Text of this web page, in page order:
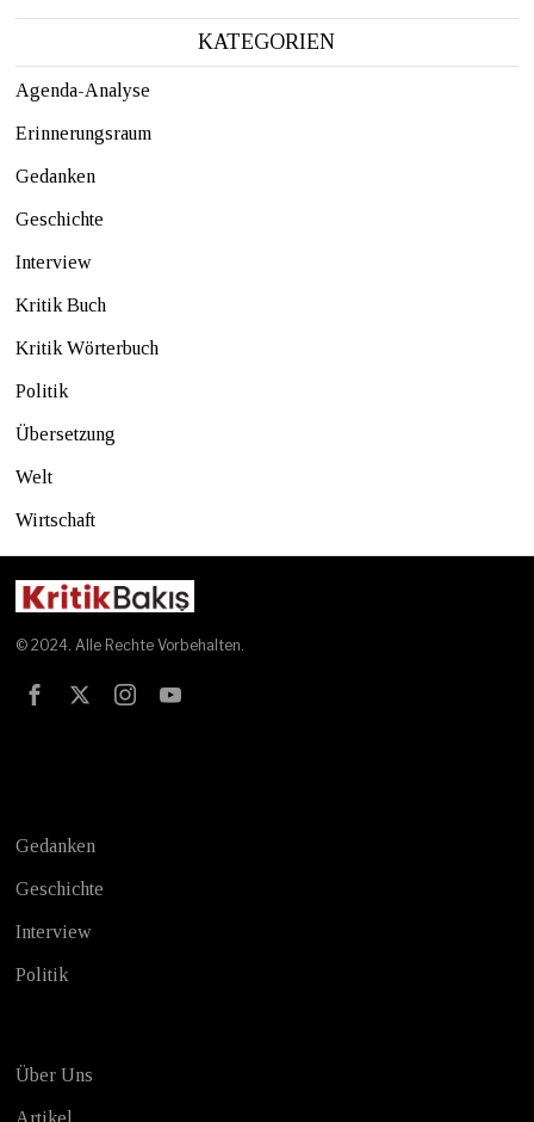
KATEGORIEN
Agenda-Analyse
Erinnerungsraum
Gedanken
Geschichte
Interview
Kritik Buch
Kritik Wörterbuch
Politik
Übersetzung
Welt
Wirtschaft
© 2024. Alle Rechte Vorbehalten.
Gedanken
Geschichte
Interview
Politik
Über Uns